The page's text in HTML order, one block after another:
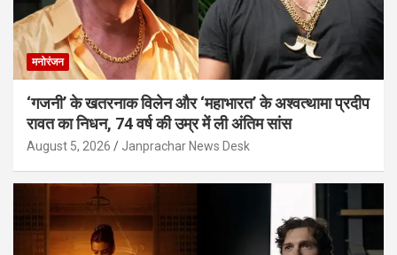
मनोरंजन
‘गजनी’ के खतरनाक विलेन और ‘महाभारत’ के अश्वत्थामा प्रदीप
रावत का निधन, 74 वर्ष की उम्र में ली अंतिम सांस
August 5, 2026 Janprachar News Desk